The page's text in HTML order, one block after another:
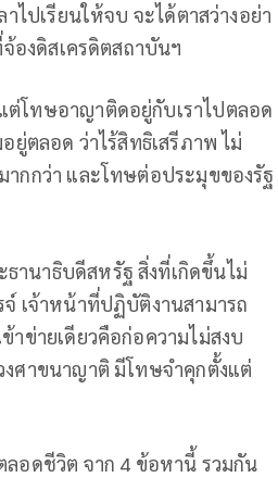
ไปเรียนให้จบ จะได้ตาสว่างอย่า
จ้องดิสเครดิตสถาบันฯ
โทษอาญาติดอยู่กับเราไปตลอด
ยู่ตลอด ว่าไร้สิทธิเสรีภาพ ไม่
ากกว่า และโทษต่อประมุขของรัฐ
านาธิบดีสหรัฐ สิ่งที่เกิดขึ้นไม่
เจ้าหน้าที่ปฏิบัติงานสามารถ
าข่ายเดียวคือก่อความไม่สงบ
ศาขนาญาติ มีโทษจําคุกตั้งแต่
ลอดชีวิต จาก 4 ข้อหานี้ รวมกัน